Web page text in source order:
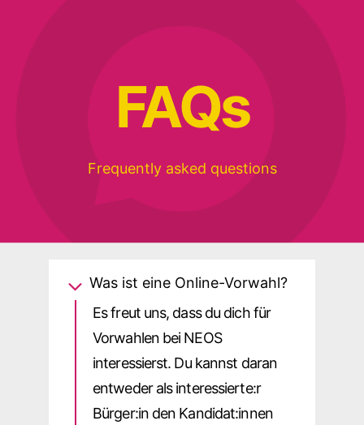
FAQs
Frequently asked questions
Was ist eine Online-Vorwahl?
Es freut uns, dass du dich für
Vorwahlen bei NEOS
interessierst. Du kannst daran
entweder als interessierte:r
Bürger:in den Kandidat:innen